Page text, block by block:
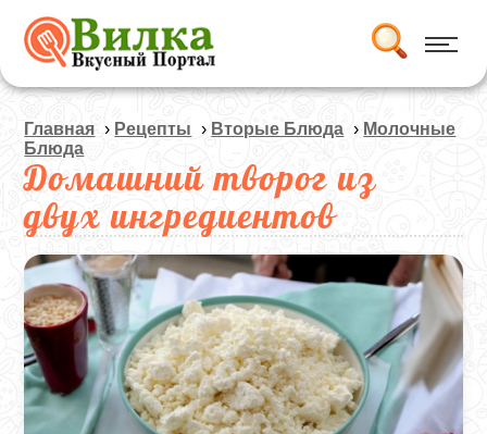
Главная › Рецепты › Вторые Блюда › Молочные
Блюда
Домашний творог из
двух ингредиентов